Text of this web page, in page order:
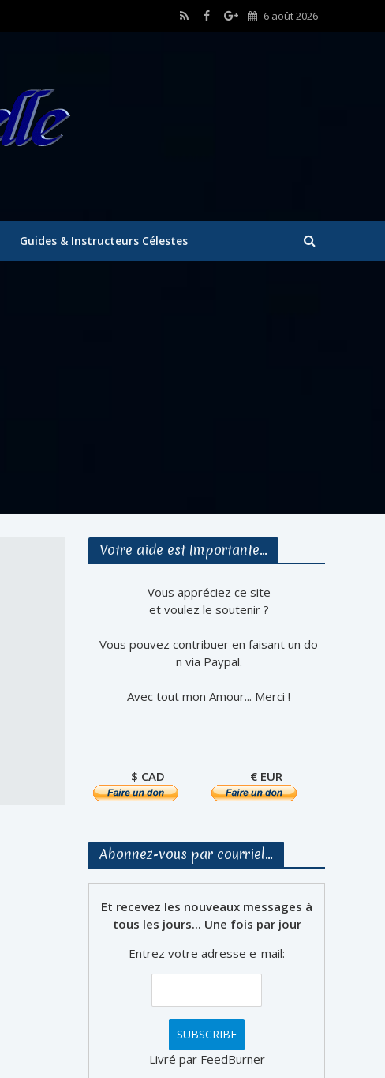
6 août 2026
Guides & Instructeurs Célestes
Votre aide est Importante…
Vous appréciez ce site
et voulez le soutenir ?
Vous pouvez contribuer en faisant un do
n via Paypal.
Avec tout mon Amour... Merci !
$ CAD € EUR
Abonnez-vous par courriel…
Et recevez les nouveaux messages à
tous les jours... Une fois par jour
Entrez votre adresse e-mail:
Livré par FeedBurner